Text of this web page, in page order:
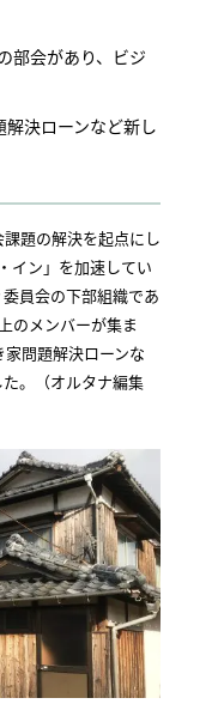
部会があり、ビジ
解決ローンなど新し
題の解決を起点にし
イン」を加速してい
員会の下部組織であ
のメンバーが集ま
問題解決ローンな
。（オルタナ編集